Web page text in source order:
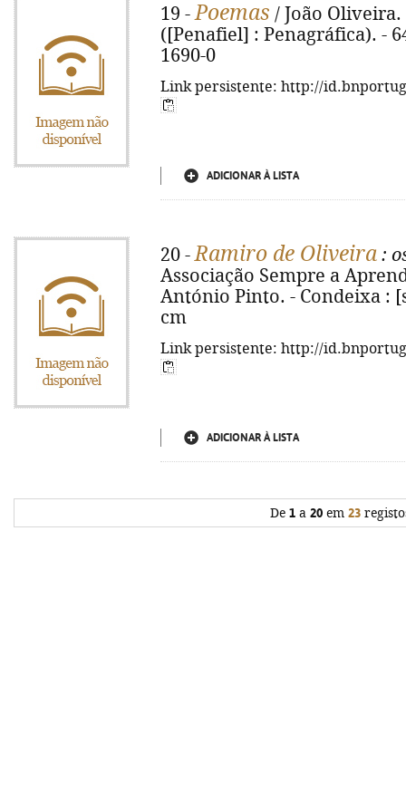
19 -Poemas / João Oliveira.
([Penafiel] : Penagráfica). -
1690-0
Link persistente: http://
ADICIONAR À LISTA
20 -Ramiro de Oliveira :
Associação Sempre a
António Pinto. - Condeixa :
cm
Link persistente: http://
ADICIONAR À LISTA
De 1a 20em 23